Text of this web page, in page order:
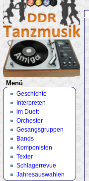
Menü
Geschichte
Interpreten
im Duett
Orchester
Gesangsgruppen
Bands
Komponisten
Texter
Schlagerrevue
Jahresauswahlen